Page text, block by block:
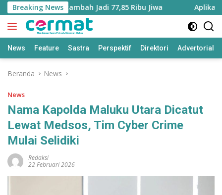
Langsung
ke
konten
Breaking News
Utara Bertambah Jadi 77,85 Ribu Jiwa Aplikasi
News Feature Sastra Perspektif Direktori Advertorial
Beranda News
News
Nama Kapolda Maluku Utara Dicatut
Lewat Medsos, Tim Cyber Crime
Mulai Selidiki
Redaksi
22 Februari 2026